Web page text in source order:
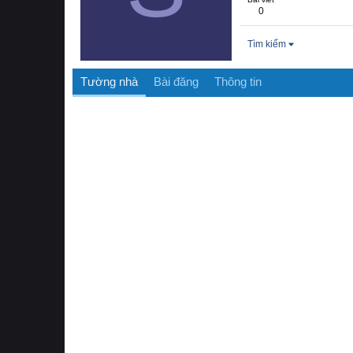
0
Tìm kiếm
Tường nhà Bài đăng Thông tin